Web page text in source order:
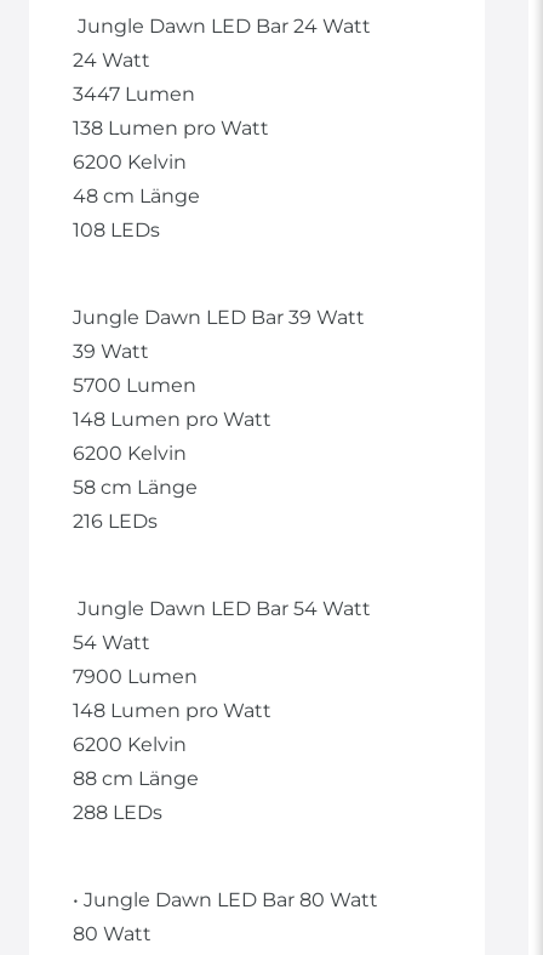
Jungle Dawn LED Bar 24 Watt
24 Watt
3447 Lumen
138 Lumen pro Watt
6200 Kelvin
48 cm Länge
108 LEDs
Jungle Dawn LED Bar 39 Watt
39 Watt
5700 Lumen
148 Lumen pro Watt
6200 Kelvin
58 cm Länge
216 LEDs
Jungle Dawn LED Bar 54 Watt
54 Watt
7900 Lumen
148 Lumen pro Watt
6200 Kelvin
88 cm Länge
288 LEDs
• Jungle Dawn LED Bar 80 Watt
80 Watt